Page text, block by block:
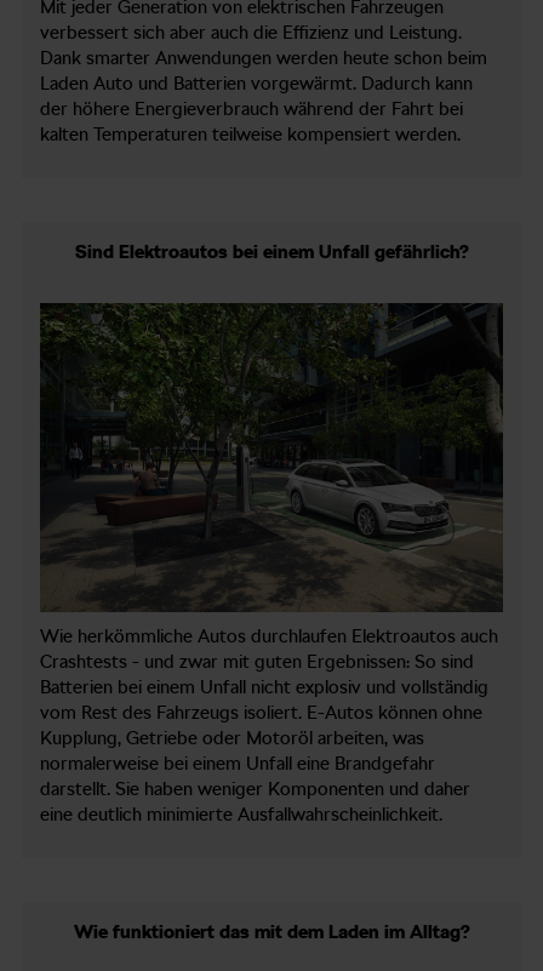
Mit jeder Generation von elektrischen Fahrzeugen
verbessert sich aber auch die Effizienz und Leistung.
Dank smarter Anwendungen werden heute schon beim
Laden Auto und Batterien vorgewärmt. Dadurch kann
der höhere Energieverbrauch während der Fahrt bei
kalten Temperaturen teilweise kompensiert werden.
Sind Elektroautos bei einem Unfall gefährlich?
Wie herkömmliche Autos durchlaufen Elektroautos auch
Crashtests - und zwar mit guten Ergebnissen: So sind
Batterien bei einem Unfall nicht explosiv und vollständig
vom Rest des Fahrzeugs isoliert. E-Autos können ohne
Kupplung, Getriebe oder Motoröl arbeiten, was
normalerweise bei einem Unfall eine Brandgefahr
darstellt. Sie haben weniger Komponenten und daher
eine deutlich minimierte Ausfallwahrscheinlichkeit.
Wie funktioniert das mit dem Laden im Alltag?